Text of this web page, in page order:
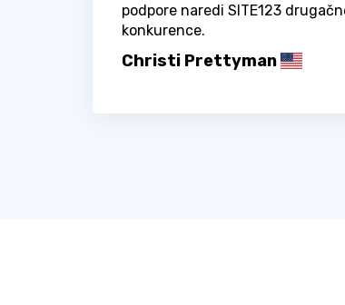
podpore naredi SITE123
konkurence.
Christi Prettyman